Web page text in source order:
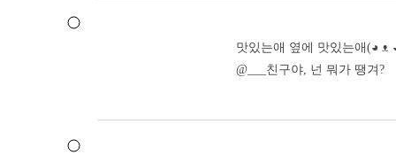
맛있는애 옆에 맛있는애(◕ ᴥ
@___친구야, 넌 뭐가 땡겨?